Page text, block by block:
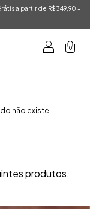
a partir de R$349,90 -
0
não existe.
produtos.